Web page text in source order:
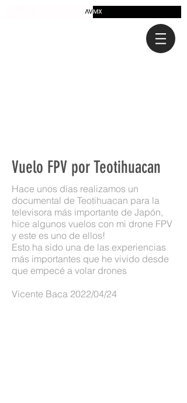
Vuelo FPV por Teotihuacan
Hace unos días realizamos un
documental de Teotihuacan para la
televisora más importante de Japón,
hice algunos vuelos con mi drone FPV
y este es uno de ellos!
Esto ha sido una de las experiencias
más importantes que he vivido desde
que empecé a volar drones
Vicente Baca 2022/04/24